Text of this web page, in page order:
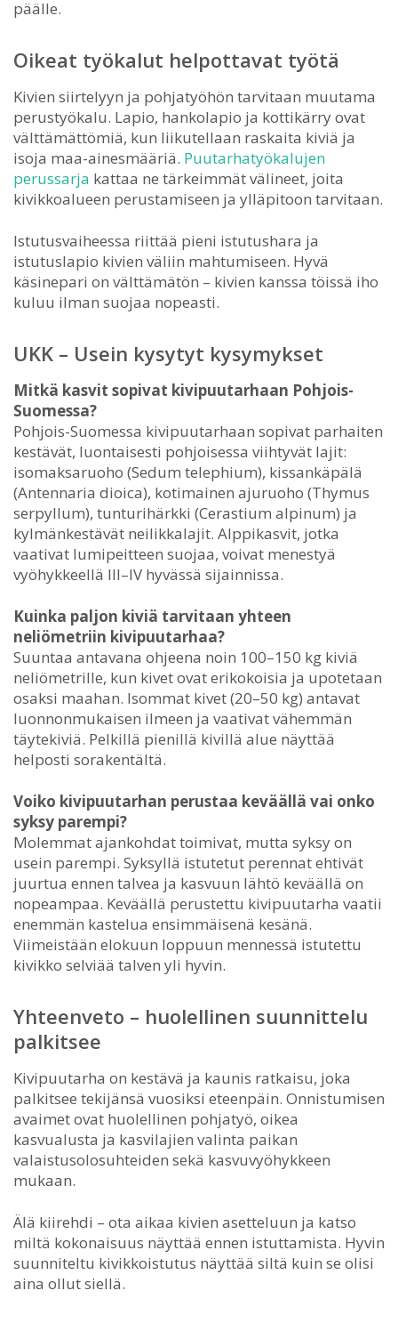
päälle.
Oikeat työkalut helpottavat työtä
Kivien siirtelyyn ja pohjatyöhön tarvitaan muutama
perustyökalu. Lapio, hankolapio ja kottikärry ovat
välttämättömiä, kun liikutellaan raskaita kiviä ja
isoja maa-ainesmääriä. Puutarhatyökalujen
perussarja kattaa ne tärkeimmät välineet, joita
kivikkoalueen perustamiseen ja ylläpitoon tarvitaan.
Istutusvaiheessa riittää pieni istutushara ja
istutuslapio kivien väliin mahtumiseen. Hyvä
käsinepari on välttämätön – kivien kanssa töissä iho
kuluu ilman suojaa nopeasti.
UKK – Usein kysytyt kysymykset
Mitkä kasvit sopivat kivipuutarhaan Pohjois-
Suomessa?
Pohjois-Suomessa kivipuutarhaan sopivat parhaiten
kestävät, luontaisesti pohjoisessa viihtyvät lajit:
isomaksaruoho (Sedum telephium), kissankäpälä
(Antennaria dioica), kotimainen ajuruoho (Thymus
serpyllum), tunturihärkki (Cerastium alpinum) ja
kylmänkestävät neilikkalajit. Alppikasvit, jotka
vaativat lumipeitteen suojaa, voivat menestyä
vyöhykkeellä III–IV hyvässä sijainnissa.
Kuinka paljon kiviä tarvitaan yhteen
neliömetriin kivipuutarhaa?
Suuntaa antavana ohjeena noin 100–150 kg kiviä
neliömetrille, kun kivet ovat erikokoisia ja upotetaan
osaksi maahan. Isommat kivet (20–50 kg) antavat
luonnonmukaisen ilmeen ja vaativat vähemmän
täytekiviä. Pelkillä pienillä kivillä alue näyttää
helposti sorakentältä.
Voiko kivipuutarhan perustaa keväällä vai onko
syksy parempi?
Molemmat ajankohdat toimivat, mutta syksy on
usein parempi. Syksyllä istutetut perennat ehtivät
juurtua ennen talvea ja kasvuun lähtö keväällä on
nopeampaa. Keväällä perustettu kivipuutarha vaatii
enemmän kastelua ensimmäisenä kesänä.
Viimeistään elokuun loppuun mennessä istutettu
kivikko selviää talven yli hyvin.
Yhteenveto – huolellinen suunnittelu
palkitsee
Kivipuutarha on kestävä ja kaunis ratkaisu, joka
palkitsee tekijänsä vuosiksi eteenpäin. Onnistumisen
avaimet ovat huolellinen pohjatyö, oikea
kasvualusta ja kasvilajien valinta paikan
valaistusolosuhteiden sekä kasvuvyöhykkeen
mukaan.
Älä kiirehdi – ota aikaa kivien asetteluun ja katso
miltä kokonaisuus näyttää ennen istuttamista. Hyvin
suunniteltu kivikkoistutus näyttää siltä kuin se olisi
aina ollut siellä.